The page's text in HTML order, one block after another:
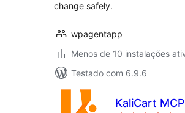
change safely.
wpagentapp
Menos de 10 instalações
Testado com 6.9.6
KaliCart MCP